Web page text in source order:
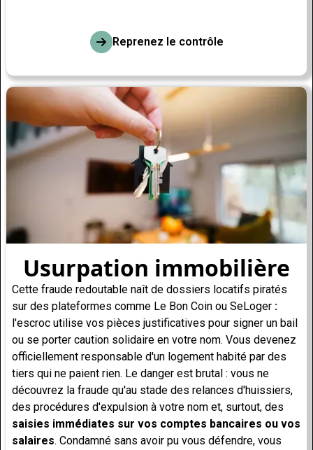
Reprenez le contrôle
Usurpation immobilière
Cette fraude redoutable naît de dossiers locatifs piratés
sur des plateformes comme Le Bon Coin ou SeLoger :
l'escroc utilise vos pièces justificatives pour signer un bail
ou se porter caution solidaire en votre nom. Vous devenez
officiellement responsable d'un logement habité par des
tiers qui ne paient rien. Le danger est brutal : vous ne
découvrez la fraude qu'au stade des relances d'huissiers,
des procédures d'expulsion à votre nom et, surtout, des
saisies immédiates sur vos comptes bancaires ou vos
salaires. Condamné sans avoir pu vous défendre, vous